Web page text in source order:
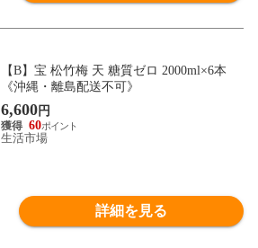
【B】宝 松竹梅 天 糖質ゼロ 2000ml×6本
《沖縄・離島配送不可》
6,600円
60
生活市場
詳細を見る